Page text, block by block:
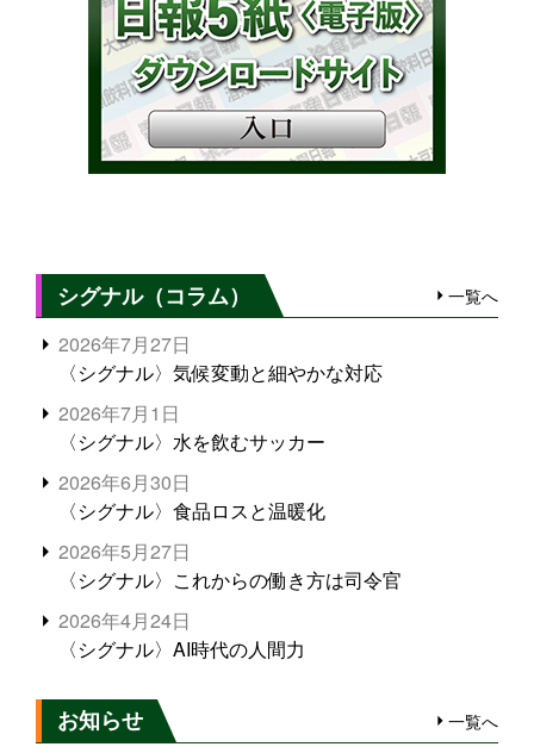
シグナル（コラム） 一覧へ
2026年7月27日
〈シグナル〉気候変動と細やかな対応
2026年7月1日
〈シグナル〉水を飲むサッカー
2026年6月30日
〈シグナル〉食品ロスと温暖化
2026年5月27日
〈シグナル〉これからの働き方は司令官
2026年4月24日
〈シグナル〉AI時代の人間力
お知らせ 一覧へ